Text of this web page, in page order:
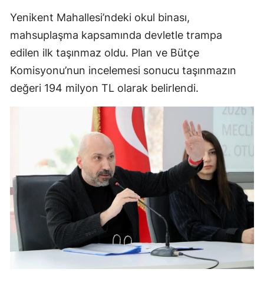
Yenikent Mahallesi’ndeki okul binası,
mahsuplaşma kapsamında devletle trampa
edilen ilk taşınmaz oldu. Plan ve Bütçe
Komisyonu’nun incelemesi sonucu taşınmazın
değeri 194 milyon TL olarak belirlendi.